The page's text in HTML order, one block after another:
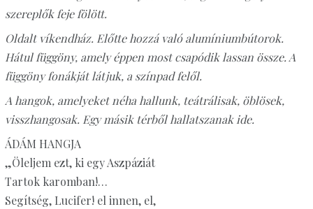
szereplők feje fölött.
Oldalt víkendház. Előtte hozzá való alumíniumbútorok.
Hátul függöny, amely éppen most csapódik lassan össze. A
függöny fonákját látjuk, a színpad felől.
A hangok, amelyeket néha hallunk, teátrálisak, öblösek,
visszhangosak. Egy másik térből hallatszanak ide.
ÁDÁM HANGJA
„Öleljem ezt, ki egy Aszpáziát
Tartok karomban!…
Segítség, Lucifer! el innen, el,